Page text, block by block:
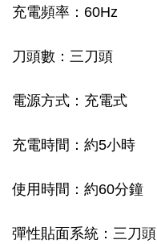
充電頻率：60Hz
刀頭數：三刀頭
電源方式：充電式
充電時間：約5小時
使用時間：約60分鐘
彈性貼面系統：三刀頭